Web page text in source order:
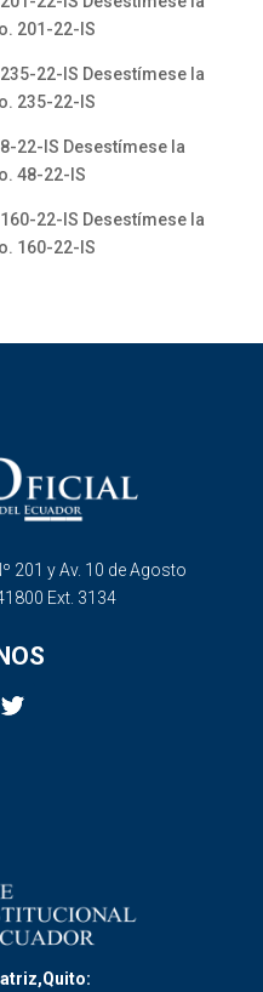
201-22-IS
22-IS Desestímese la
235-22-IS
22-IS Desestímese la
48-22-IS
22-IS Desestímese la
160-22-IS
201 y Av. 10 de Agosto
Ext. 3134